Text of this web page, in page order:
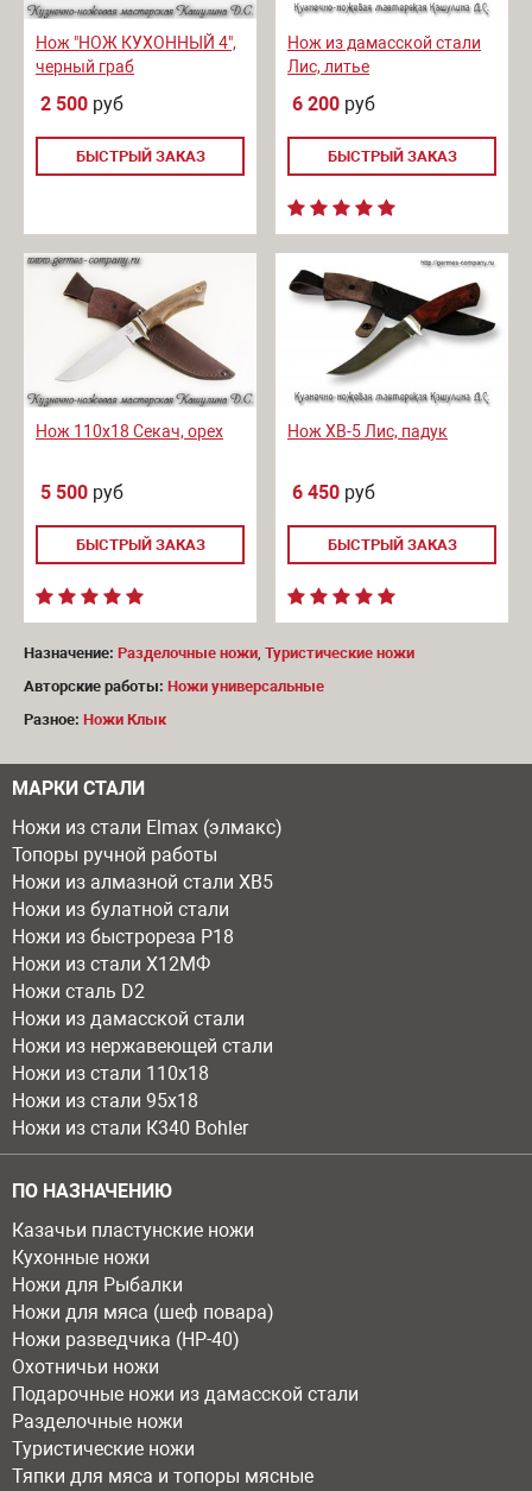
МАРКИ СТАЛИ
Ножи из стали Elmax (элмакс)
Топоры ручной работы
Ножи из алмазной стали ХВ5
Ножи из булатной стали
Ножи из быстрореза Р18
Ножи из стали Х12МФ
Ножи сталь D2
Ножи из дамасской стали
Ножи из нержавеющей стали
Ножи из стали 110х18
Ножи из стали 95х18
Ножи из стали К340 Bohler
ПО НАЗНАЧЕНИЮ
Казачьи пластунские ножи
Кухонные ножи
Ножи для Рыбалки
Ножи для мяса (шеф повара)
Ножи разведчика (НР-40)
Охотничьи ножи
Подарочные ножи из дамасской стали
Разделочные ножи
Туристические ножи
Тяпки для мяса и топоры мясные
Нож "НОЖ КУХОННЫЙ 4",
черный граб
2 500 руб
БЫСТРЫЙ ЗАКАЗ
Нож из дамасской стали
Лис, литье
6 200 руб
БЫСТРЫЙ ЗАКАЗ
Нож 110х18 Секач, орех
5 500 руб
БЫСТРЫЙ ЗАКАЗ
Нож ХВ-5 Лис, падук
6 450 руб
БЫСТРЫЙ ЗАКАЗ
Назначение: Разделочные ножи, Туристические ножи
Авторские работы: Ножи универсальные
Разное: Ножи Клык